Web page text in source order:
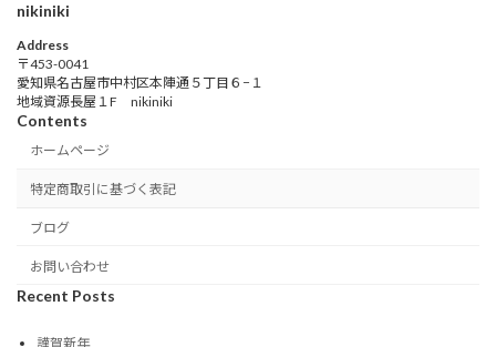
nikiniki
Address
〒453-0041
愛知県名古屋市中村区本陣通５丁目６−１
地域資源長屋１F nikiniki
Contents
ホームページ
特定商取引に基づく表記
ブログ
お問い合わせ
Recent Posts
謹賀新年